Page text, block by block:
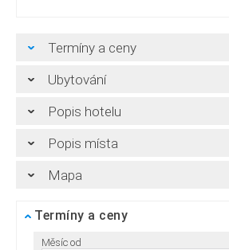
Termíny a ceny
Ubytování
Popis hotelu
Popis místa
Mapa
Termíny a ceny
Měsíc od